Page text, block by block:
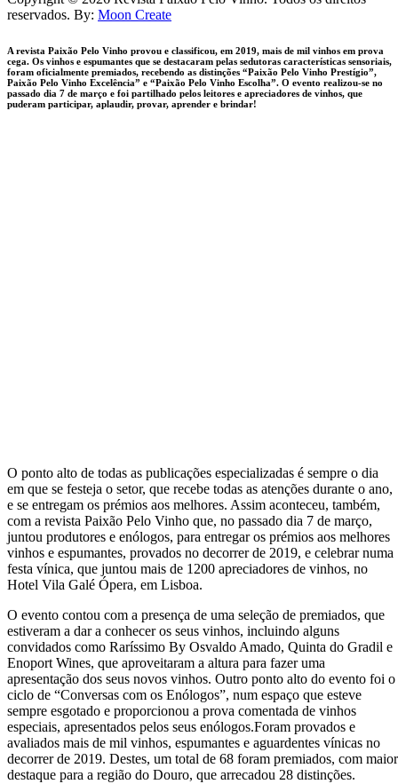
1
reservados. By: Moon Create
A revista Paixão Pelo Vinho provou e classificou, em 2019, mais de mil vinhos em prova
cega. Os vinhos e espumantes que se destacaram pelas sedutoras características sensoriais,
foram oficialmente premiados, recebendo as distinções “Paixão Pelo Vinho Prestígio”,
Paixão Pelo Vinho Excelência” e “Paixão Pelo Vinho Escolha”. O evento realizou-se no
passado dia 7 de março e foi partilhado pelos leitores e apreciadores de vinhos, que
puderam participar, aplaudir, provar, aprender e brindar!
O ponto alto de todas as publicações especializadas é sempre o dia
em que se festeja o setor, que recebe todas as atenções durante o ano,
e se entregam os prémios aos melhores. Assim aconteceu, também,
com a revista Paixão Pelo Vinho que, no passado dia 7 de março,
juntou produtores e enólogos, para entregar os prémios aos melhores
vinhos e espumantes, provados no decorrer de 2019, e celebrar numa
festa vínica, que juntou mais de 1200 apreciadores de vinhos, no
Hotel Vila Galé Ópera, em Lisboa.
O evento contou com a presença de uma seleção de premiados, que
estiveram a dar a conhecer os seus vinhos, incluindo alguns
convidados como Raríssimo By Osvaldo Amado, Quinta do Gradil e
Enoport Wines, que aproveitaram a altura para fazer uma
apresentação dos seus novos vinhos. Outro ponto alto do evento foi o
ciclo de “Conversas com os Enólogos”, num espaço que esteve
sempre esgotado e proporcionou a prova comentada de vinhos
especiais, apresentados pelos seus enólogos.Foram provados e
avaliados mais de mil vinhos, espumantes e aguardentes vínicas no
decorrer de 2019. Destes, um total de 68 foram premiados, com maior
destaque para a região do Douro, que arrecadou 28 distinções.